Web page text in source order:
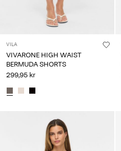
VILA
VIVARONE HIGH WAIST
BERMUDA SHORTS
299,95 kr